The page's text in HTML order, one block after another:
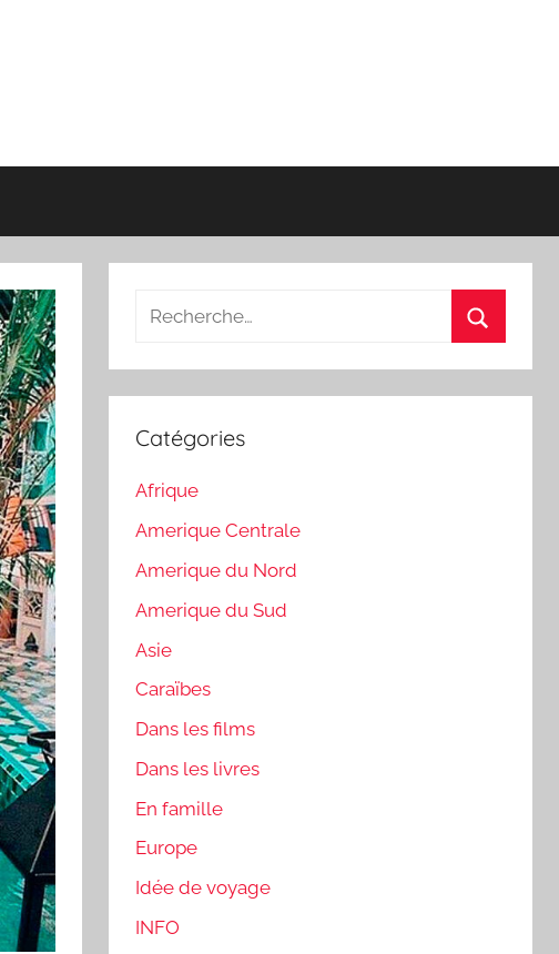
Recherche
:
Catégories
Afrique
Amerique Centrale
Amerique du Nord
Amerique du Sud
Asie
Caraïbes
Dans les films
Dans les livres
En famille
Europe
Idée de voyage
INFO